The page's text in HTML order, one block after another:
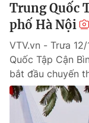
Trung Quốc
phố Hà Nội
VTV.vn - Trưa
Quốc Tập Cận
bắt đầu chuyến